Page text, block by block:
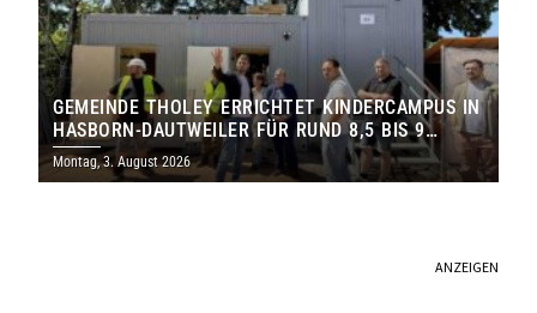
GEMEINDE THOLEY ERRICHTET KINDERCAMPUS IN
HASBORN-DAUTWEILER FÜR RUND 8,5 BIS 9
MILLIONEN EURO
Montag, 3. August 2026
ANZEIGEN